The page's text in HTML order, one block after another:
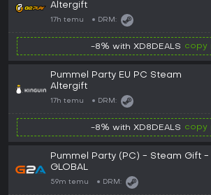
Altergift
17h temu DRM:
-8% with XD8DEALS copy
Pummel Party EU PC Steam
Altergift
17h temu DRM:
-8% with XD8DEALS copy
Pummel Party (PC) - Steam Gift -
GLOBAL
59m temu DRM: